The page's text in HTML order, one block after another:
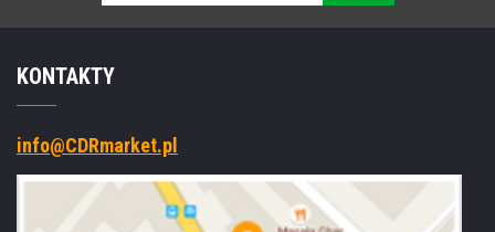
KONTAKTY
info@CDRmarket.pl